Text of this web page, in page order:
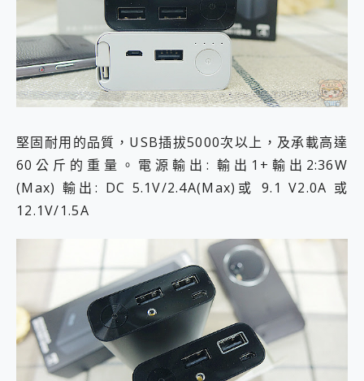
堅固耐用的品質，USB插拔5000次以上，及承載高達
60公斤的重量。電源輸出: 輸出1+輸出2:36W
(Max) 輸出: DC 5.1V/2.4A(Max)或 9.1 V2.0A 或
12.1V/1.5A